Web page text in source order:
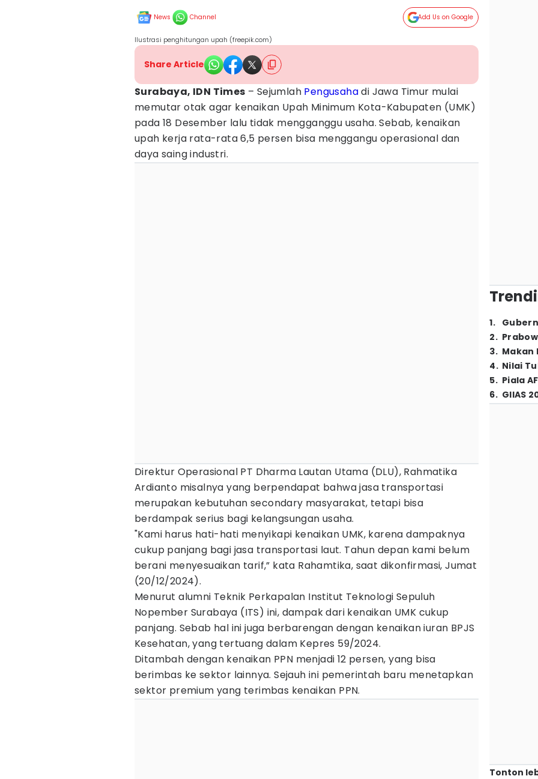
News Channel Add Us on Google
Ilustrasi penghitungan upah (freepik.com)
Share Article
Surabaya, IDN Times – Sejumlah Pengusahadi Jawa Timur mulai
memutar otak agar kenaikan Upah Minimum Kota-Kabupaten (UMK)
pada 18 Desember lalu tidak mengganggu usaha. Sebab, kenaikan
upah kerja rata-rata 6,5 persen bisa menggangu operasional dan
daya saing industri.
Direktur Operasional PT Dharma Lautan Utama (DLU), Rahmatika
Ardianto misalnya yang berpendapat bahwa jasa transportasi
merupakan kebutuhan secondary masyarakat, tetapi bisa
berdampak serius bagi kelangsungan usaha.
"Kami harus hati-hati menyikapi kenaikan UMK, karena dampaknya
cukup panjang bagi jasa transportasi laut. Tahun depan kami belum
berani menyesuaikan tarif,” kata Rahamtika, saat dikonfirmasi, Jumat
(20/12/2024).
Menurut alumni Teknik Perkapalan Institut Teknologi Sepuluh
Nopember Surabaya (ITS) ini, dampak dari kenaikan UMK cukup
panjang. Sebab hal ini juga berbarengan dengan kenaikan iuran BPJS
Kesehatan, yang tertuang dalam Kepres 59/2024.
Ditambah dengan kenaikan PPN menjadi 12 persen, yang bisa
berimbas ke sektor lainnya. Sejauh ini pemerintah baru menetapkan
sektor premium yang terimbas kenaikan PPN.
1.
2.
3. Makan
4. Nilai
5. Piala
6. GIIAS
Tonton